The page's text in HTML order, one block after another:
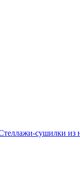
сушилки из